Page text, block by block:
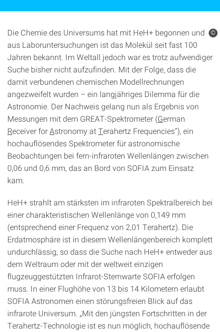
Die Chemie des Universums hat mit HeH+ begonnen und
aus Laboruntersuchungen ist das Molekül seit fast 100
Jahren bekannt. Im Weltall jedoch war es trotz aufwendiger
Suche bisher nicht aufzufinden. Mit der Folge, dass die
damit verbundenen chemischen Modellrechnungen
angezweifelt wurden – ein langjähriges Dilemma für die
Astronomie. Der Nachweis gelang nun als Ergebnis von
Messungen mit dem GREAT-Spektrometer (German
Receiver forAstronomy atTerahertz Frequencies”), ein
hochauflösendes Spektrometer für astronomische
Beobachtungen bei fern-infraroten Wellenlängen zwischen
0,06 und 0,6 mm, das an Bord von SOFIA zum Einsatz
kam.
HeH+ strahlt am stärksten im infraroten Spektralbereich bei
einer charakteristischen Wellenlänge von 0,149 mm
(entsprechend einer Frequenz von 2,01 Terahertz). Die
Erdatmosphäre ist in diesem Wellenlängenbereich komplett
undurchlässig, so dass die Suche nach HeH+ entweder aus
dem Weltraum oder mit der weltweit einzigen
flugzeuggestützten Infrarot-Sternwarte SOFIA erfolgen
muss. In einer Flughöhe von 13 bis 14 Kilometern erlaubt
SOFIA Astronomen einen störungsfreien Blick auf das
infrarote Universum. „Mit den jüngsten Fortschritten in der
Terahertz-Technologie ist es nun möglich, hochauflösende
©